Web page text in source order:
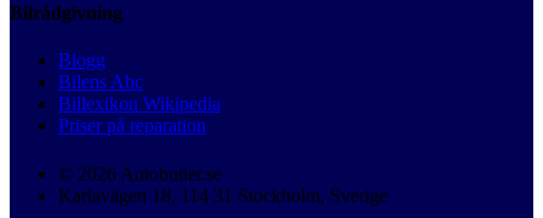
Bilrådgivning
Blogg
Bilens Abc
Billexikon Wikipedia
Priser på reparation
© 2026 Autobutler.se
Karlavägen 18, 114 31 Stockholm, Sverige